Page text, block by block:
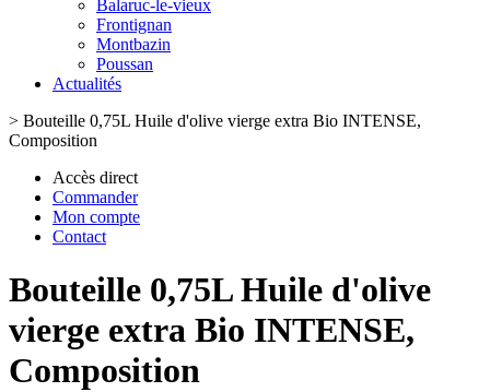
Balaruc-le-vieux
Frontignan
Montbazin
Poussan
Actualités
> Bouteille 0,75L Huile d'olive vierge extra Bio INTENSE,
Composition
Accès direct
Commander
Mon compte
Contact
Bouteille 0,75L Huile d'olive
vierge extra Bio INTENSE,
Composition